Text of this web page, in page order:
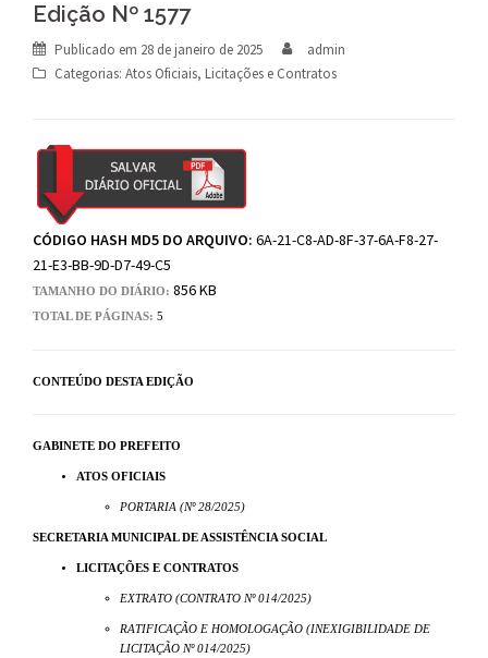
Edição Nº 1577
Publicado em 28 de janeiro de 2025
admin
Categorias: Atos Oficiais, Licitações e Contratos
CÓDIGO HASH MD5 DO ARQUIVO: 6A-21-C8-AD-8F-37-6A-F8-27-
21-E3-BB-9D-D7-49-C5
TAMANHO DO DIÁRIO: 856 KB
TOTAL DE PÁGINAS: 5
CONTEÚDO DESTA EDIÇÃO
GABINETE DO PREFEITO
ATOS OFICIAIS
PORTARIA (Nº 28/2025)
SECRETARIA MUNICIPAL DE ASSISTÊNCIA SOCIAL
LICITAÇÕES E CONTRATOS
EXTRATO (CONTRATO Nº 014/2025)
RATIFICAÇÃO E HOMOLOGAÇÃO (INEXIGIBILIDADE DE
LICITAÇÃO Nº 014/2025)